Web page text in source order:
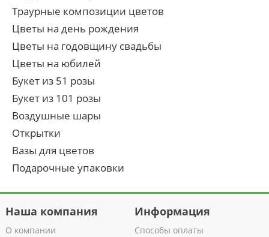
Траурные композиции цветов
Цветы на день рождения
Цветы на годовщину свадьбы
Цветы на юбилей
Букет из 51 розы
Букет из 101 розы
Воздушные шары
Открытки
Вазы для цветов
Подарочные упаковки
Наша компания
О компании
Информация
Способы оплаты